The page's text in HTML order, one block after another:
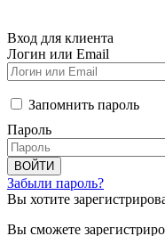
Вход для клиента
Логин или Email
Запомнить пароль
Пароль
ВОЙТИ
Забыли пароль?
Вы хотите
Вы сможете